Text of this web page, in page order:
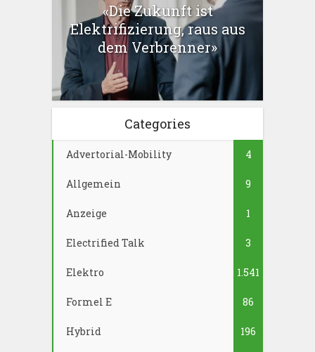
«Die Zukunft ist
Elektrifizierung, raus aus
dem Verbrenner»
Categories
Advertorial-Mobility 4
Allgemein 9
Anzeige 1
Electrified Talk 3
Elektro 1.541
Formel E 86
Hybrid 196